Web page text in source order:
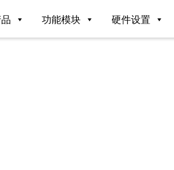
功能模块 硬件设置